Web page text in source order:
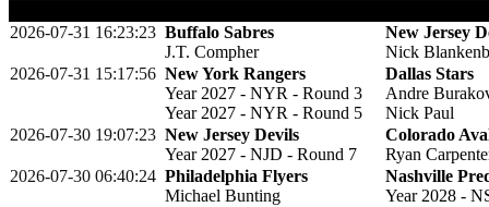
2026-07-31 16:23:23 Buffalo Sabres
J.T. Compher
New Jersey
Nick
2026-07-31 15:17:56 New York Rangers
Year 2027 - NYR - Round 3
Year 2027 - NYR - Round 5
Dallas Stars
Andre
Nick Paul
2026-07-30 19:07:23 New Jersey Devils
Year 2027 - NJD - Round 7
Colorado
Ryan
2026-07-30 06:40:24 Philadelphia Flyers
Michael Bunting
Nashville
Year 2028 -